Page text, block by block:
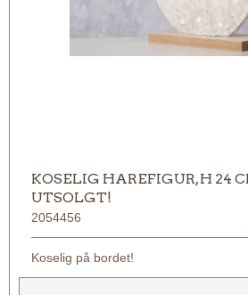
KOSELIG HAREFIGUR, H 24
UTSOLGT!
2054456
Koselig på bordet!